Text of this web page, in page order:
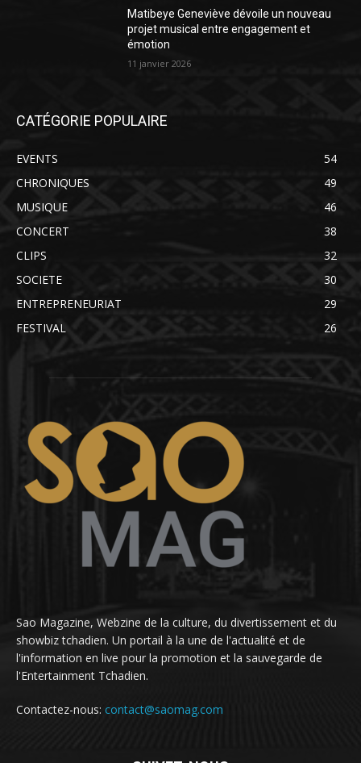
Matibeye Geneviève dévoile un nouveau
projet musical entre engagement et
émotion
11 janvier 2026
CATÉGORIE POPULAIRE
EVENTS
54
CHRONIQUES
49
MUSIQUE
46
CONCERT
38
CLIPS
32
SOCIETE
30
ENTREPRENEURIAT
29
FESTIVAL
26
Sao Magazine, Webzine de la culture, du divertissement et du
showbiz tchadien. Un portail à la une de l'actualité et de
l'information en live pour la promotion et la sauvegarde de
l'Entertainment Tchadien.
Contactez-nous: contact@saomag.com